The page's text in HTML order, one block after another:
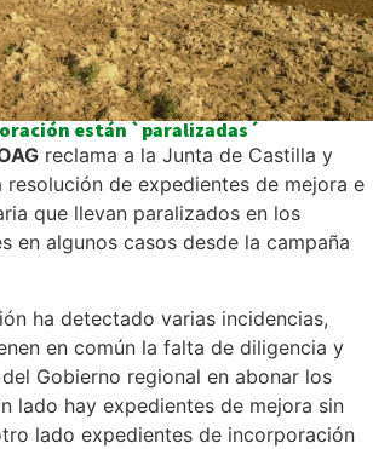
están `paralizadas´
reclama a la Junta de Castilla y
resolución de expedientes de mejora e
que llevan paralizados en los
en algunos casos desde la campaña
ha detectado varias incidencias,
en común la falta de diligencia y
Gobierno regional en abonar los
lado hay expedientes de mejora sin
lado expedientes de incorporación